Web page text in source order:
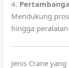
4.
Mendukung
hingga
Jenis Crane